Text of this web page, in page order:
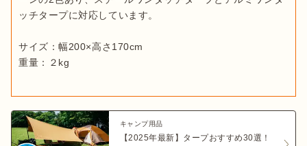
ッチタープに対応しています。
サイズ：幅200×高さ170cm
重量：２kg
キャンプ用品
【2025年最新】タープおすすめ30選！